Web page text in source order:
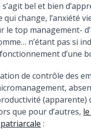
s’agit bel et bien
qui change, l’anxiété
le top management-
n’étant pas si
d’une
de contrôle des
(apparente)
que pour d’autres,
: